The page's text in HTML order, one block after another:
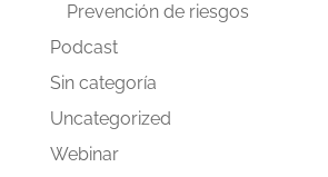
Prevención de riesgos
Podcast
Sin categoría
Uncategorized
Webinar